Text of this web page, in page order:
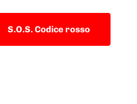
S.O.S. Codice rosso